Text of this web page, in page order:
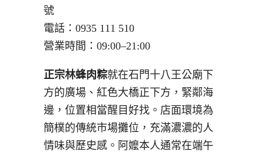
號
電話：0935 111 510
營業時間：09:00–21:00
正宗林蜂肉粽就在石門十八王公廟下
方的廣場、紅色大橋正下方，緊鄰海
邊，位置相當醒目好找。店面環境為
簡樸的傳統市場攤位，充滿濃濃的人
情味與歷史感。阿嬤本人通常在端午